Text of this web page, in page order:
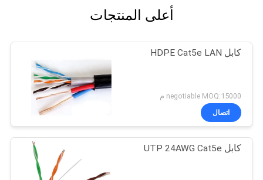
أعلى المنتجات
كابل HDPE Cat5e LAN
negotiable MOQ:15000 م
اتصال
كابل UTP 24AWG Cat5e